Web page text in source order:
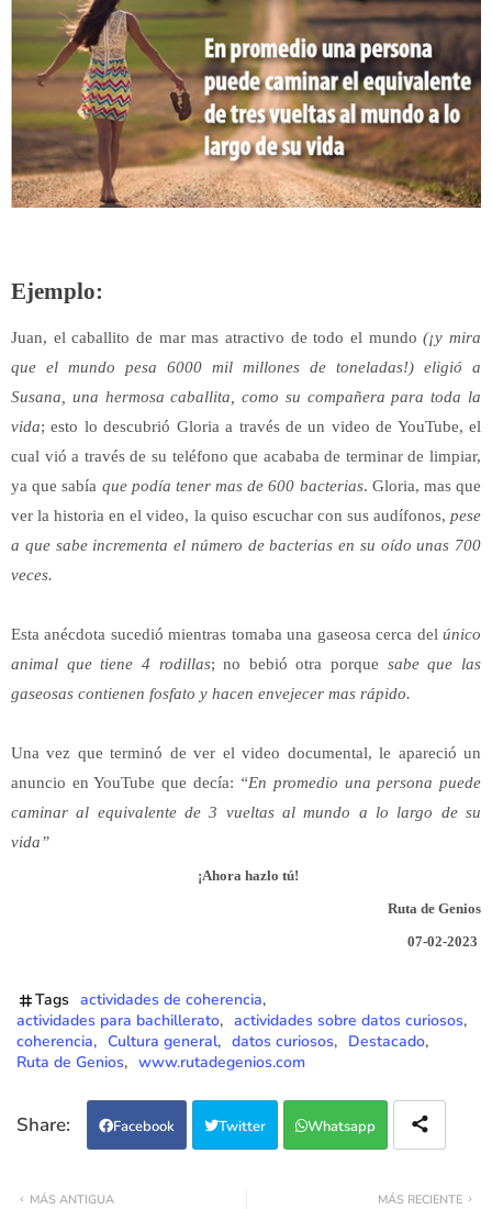
Ejemplo:
Juan, el caballito de mar mas atractivo de todo el mundo(¡y mira
que el mundo pesa 6000 mil millones de toneladas!) eligió a
Susana, una hermosa caballita, como su compañera para toda la
vida; esto lo descubrió Gloria a través de un video de YouTube, el
cual vió a través de su teléfono que acababa de terminar de limpiar,
ya que sabía que podía tener mas de 600 bacterias. Gloria, mas que
ver la historia en el video, la quiso escuchar con sus audífonos, pese
a que sabe incrementa el número de bacterias en su oído unas 700
veces.
Esta anécdota sucedió mientras tomaba una gaseosa cerca del único
animal que tiene 4 rodillas; no bebió otra porque sabe que las
gaseosas contienen fosfato y hacen envejecer mas rápido.
Una vez que terminó de ver el video documental, le apareció un
anuncio en YouTube que decía: “En promedio una persona puede
caminar al equivalente de 3 vueltas al mundo a lo largo de su
vida”
¡Ahora hazlo tú!
Ruta de Genios
07-02-2023
Tags actividades de coherencia
actividades para bachillerato
actividades sobre datos curiosos
coherencia
Cultura general datos curiosos
Destacado
Ruta de Genios
www.rutadegenios.com
Facebook Twitter Whatsapp
MÁS RECIENTE
MÁS ANTIGUA